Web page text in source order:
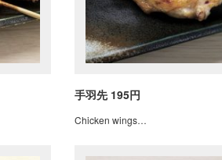
手羽先 195円
Chicken wings…